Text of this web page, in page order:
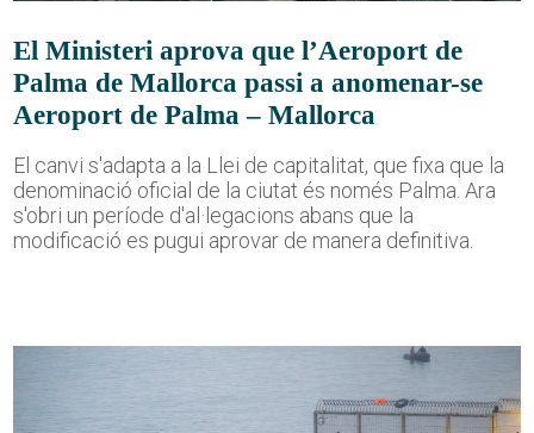
El Ministeri aprova que l’Aeroport de
Palma de Mallorca passi a anomenar-se
Aeroport de Palma – Mallorca
El canvi s'adapta a la Llei de capitalitat, que fixa que la
denominació oficial de la ciutat és només Palma. Ara
s'obri un període d'al·legacions abans que la
modificació es pugui aprovar de manera definitiva.